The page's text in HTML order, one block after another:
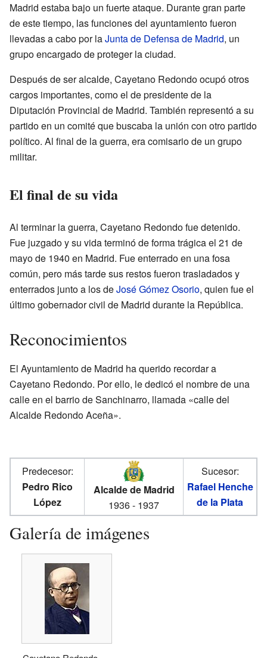
Madrid estaba bajo un fuerte ataque. Durante gran parte
de este tiempo, las funciones del ayuntamiento fueron
llevadas a cabo por laJunta de Defensa de Madrid, un
grupo encargado de proteger la ciudad.
Después de ser alcalde, Cayetano Redondo ocupó otros
cargos importantes, como el de presidente de la
Diputación Provincial de Madrid. También representó a su
partido en un comité que buscaba la unión con otro partido
político. Al final de la guerra, era comisario de un grupo
militar.
El final de su vida
Al terminar la guerra, Cayetano Redondo fue detenido.
Fue juzgado y su vida terminó de forma trágica el 21 de
mayo de 1940 en Madrid. Fue enterrado en una fosa
común, pero más tarde sus restos fueron trasladados y
enterrados junto a los deJosé Gómez Osorio, quien fue el
último gobernador civil de Madrid durante la República.
Reconocimientos
El Ayuntamiento de Madrid ha querido recordar a
Cayetano Redondo. Por ello, le dedicó el nombre de una
calle en el barrio de Sanchinarro, llamada «calle del
Alcalde Redondo Aceña».
Predecesor:
Pedro Rico
López
Alcalde de Madrid
1936 - 1937
Sucesor:
Rafael Henche
de la Plata
Galería de imágenes